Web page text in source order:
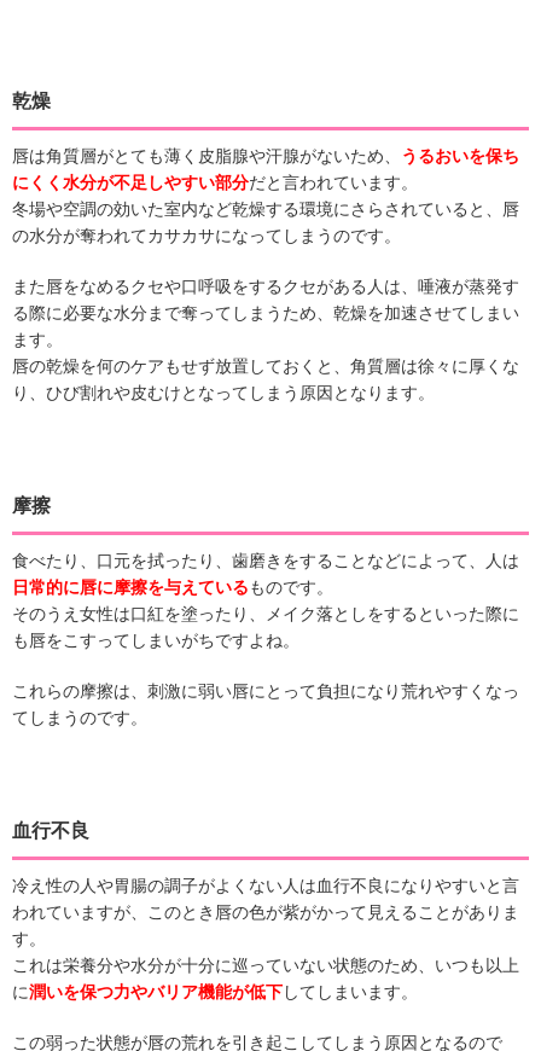
乾燥
唇は角質層がとても薄く皮脂腺や汗腺がないため、
うるおいを保ち
にくく水分が不足しやすい部分だと言われています。
冬場や空調の効いた室内など乾燥する環境にさらされていると、唇
の水分が奪われてカサカサになってしまうのです。
また唇をなめるクセや口呼吸をするクセがある人は、唾液が蒸発す
る際に必要な水分まで奪ってしまうため、乾燥を加速させてしまい
ます。
唇の乾燥を何のケアもせず放置しておくと、角質層は徐々に厚くな
り、ひび割れや皮むけとなってしまう原因となります。
摩擦
食べたり、口元を拭ったり、歯磨きをすることなどによって、人は
日常的に唇に摩擦を与えているものです。
そのうえ女性は口紅を塗ったり、メイク落としをするといった際に
も唇をこすってしまいがちですよね。
これらの摩擦は、刺激に弱い唇にとって負担になり荒れやすくなっ
てしまうのです。
血行不良
冷え性の人や胃腸の調子がよくない人は血行不良になりやすいと言
われていますが、このとき唇の色が紫がかって見えることがありま
す。
これは栄養分や水分が十分に巡っていない状態のため、いつも以上
に潤いを保つ力やバリア機能が低下してしまいます。
この弱った状態が唇の荒れを引き起こしてしまう原因となるので